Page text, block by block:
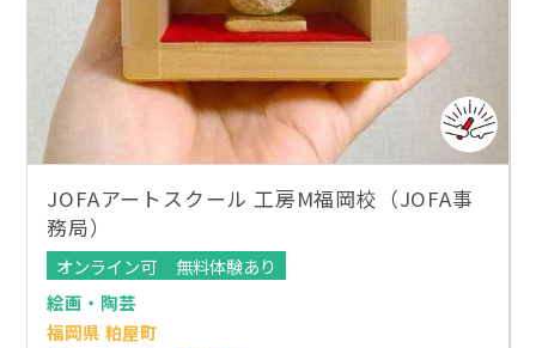
JOFAアートスクール 工房M福岡校（JOFA事
務局）
オンライン可
無料体験あり
絵画・陶芸
福岡県 粕屋町